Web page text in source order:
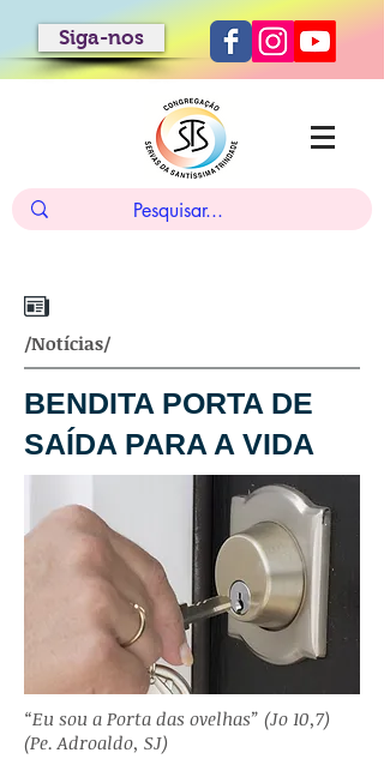
Siga-nos
/Notícias/
BENDITA PORTA DE
SAÍDA PARA A VIDA
“Eu sou a Porta das ovelhas” (Jo 10,7)
(Pe. Adroaldo, SJ)